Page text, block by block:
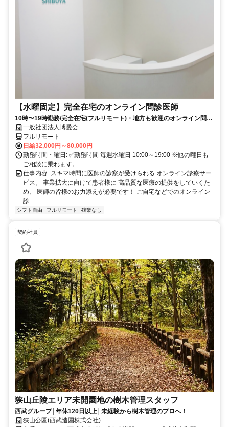
【水曜固定】完全在宅のオンライン問診医師
10時〜19時勤務/完全在宅(フルリモート)・地方も歓迎のオンライン問診
業務一般社団法人博愛会
フルリモート
日給32,000円～80,000円
勤務時間・曜日: ✅勤務時間 毎週水曜日 10:00～19:00 ※他の曜日も
ご相談に乗れます。
仕事内容: スキマ時間に医師の診察が受けられる オンライン診療サー
ビス。 事業拡大に向けて患者様に 高品質な医療の提供をしていくた
め、 医師の皆様のお力添えが必要です！ ご自宅などでのオンライン
診...
シフト自由 フルリモート 残業なし
契約社員
狭山丘陵エリア未開園地の樹木管理スタッフ
西武グループ│年休120日以上│未経験から樹木管理のプロへ！
狭山公園(西武造園株式会社)